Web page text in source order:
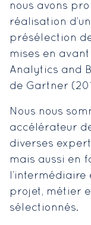
nous avons
réalisation
présélection
mises en
Analytics and
de Gartner
Nous nous
accélérateur
diverses
mais aussi en
projet, métier
sélectionnés.